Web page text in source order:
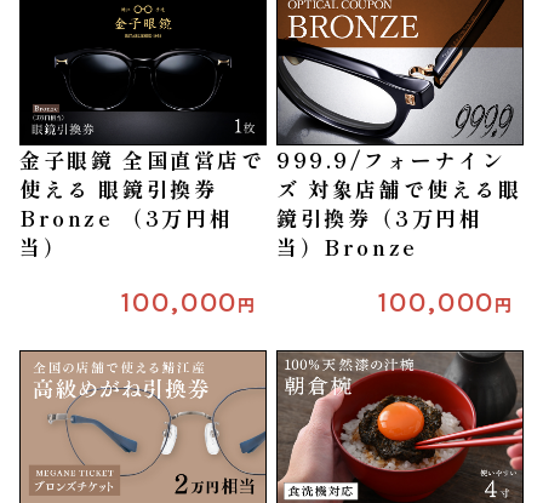
金子眼鏡 全国直営店で
使える 眼鏡引換券
Bronze （3万円相
当）
100,000円
999.9/フォーナイン
ズ 対象店舗で使える眼
鏡引換券（3万円相
当）Bronze
100,000円